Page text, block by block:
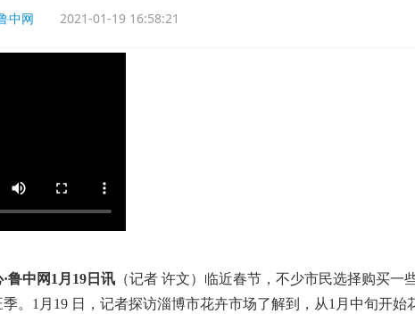
中网 2021-01-19 16:58:21
鲁中网1月19日讯 （记者 许文）临近春节，不少市民选择购买一
。1月19 日，记者探访淄博市花卉市场了解到，从1月中旬开始